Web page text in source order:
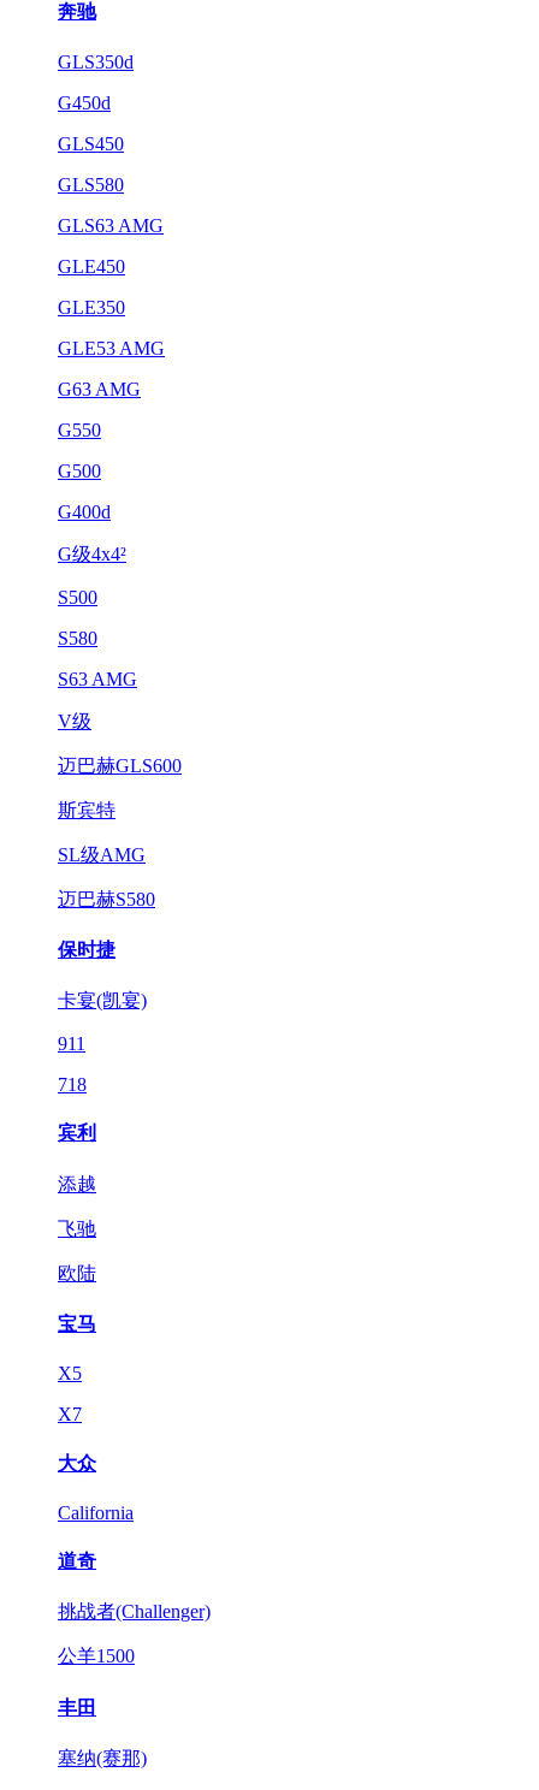
奔驰
GLS350d
G450d
GLS450
GLS580
GLS63 AMG
GLE450
GLE350
GLE53 AMG
G63 AMG
G550
G500
G400d
G级4x4²
S500
S580
S63 AMG
V级
迈巴赫GLS600
斯宾特
SL级AMG
迈巴赫S580
保时捷
卡宴(凯宴)
911
718
宾利
添越
飞驰
欧陆
宝马
X5
X7
大众
California
道奇
挑战者(Challenger)
公羊1500
丰田
塞纳(赛那)